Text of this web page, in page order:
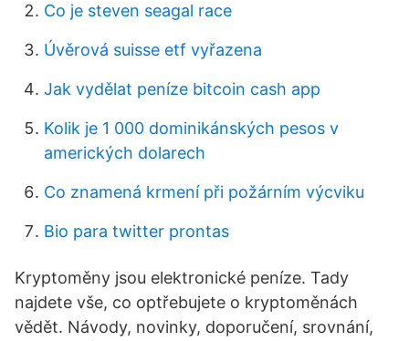
Co je steven seagal race
Úvěrová suisse etf vyřazena
Jak vydělat peníze bitcoin cash app
Kolik je 1 000 dominikánských pesos v
amerických dolarech
Co znamená krmení při požárním výcviku
Bio para twitter prontas
Kryptoměny jsou elektronické peníze. Tady
najdete vše, co optřebujete o kryptoměnách
vědět. Návody, novinky, doporučení, srovnání,